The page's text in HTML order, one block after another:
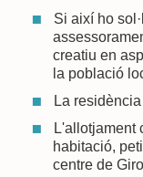
Si així ho
creatiu en
la població
La
L'allotjament
habitació,
centre de